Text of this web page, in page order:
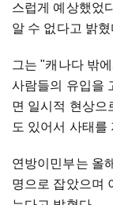
스럽게 예상했었
알 수 없다고 밝혔
그는 "캐나다 밖
사람들의 유입을
면 일시적 현상으
도 있어서 사태를
연방이민부는 올
명으로 잡았으며